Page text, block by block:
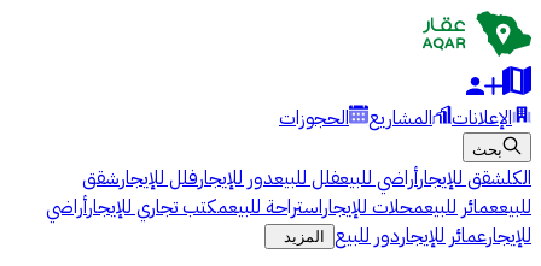
الإعلانات المشاريع الحجوزات
بحث
الكلشقق للإيجارأراضي للبيعفلل للبيعدور للإيجارفلل للإيجارشقق
للبيععمائر للبيعمحلات للإيجاراستراحة للبيعمكتب تجاري للإيجارأراضي
للإيجارعمائر للإيجاردور للبيع المزيد